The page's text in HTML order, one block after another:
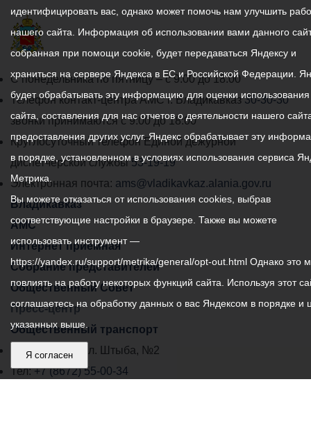
График
работы
администрации
местного
самоуправления
города
Владикавказ:
С понедельника по пятницу – с 9.00 до 18.00
Телефон контакт-центра АМС г. Владикавказ30-30-30
звонки принимаются с 9:00 до 18:00
Круглосуточный телефон Единой дежурной
диспетчерской службы53-19-19
Электронная почта: ams@vladikavkaz.alania.gov.ru
Владикавказ
АМС
Интернет приемная
Собрание представителей
Общественный Совет
Пресс-центр
Общественный транспорт
Владикавказ, пл. Штыба, №2
Тел:+7 (8672) 55-00-34
идентифицировать вас, однако может помочь нам улучшить
нашего сайта. Информация об использовании вами данного
собранная при помощи cookie, будет передаваться Яндексу и
храниться на сервере Яндекса в ЕС и Российской Федерации.
будет обрабатывать эту информацию для оценки
сайта, составления для нас отчетов о деятельности нашего
предоставления других услуг. Яндекс обрабатывает эту
в порядке, установленном в условиях использования сервиса
Метрика.
Вы можете отказаться от использования cookies, выбрав
соответствующие настройки в браузере. Также вы можете
использовать инструмент —
https://yandex.ru/support/metrika/general/opt-out.html Однако это
повлиять на работу некоторых функций сайта. Используя этот
соглашаетесь на обработку данных о вас Яндексом в порядке и
указанных выше.
Я согласен